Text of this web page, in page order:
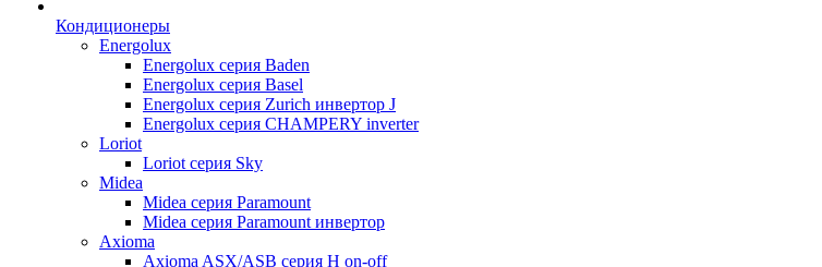
Кондиционеры
Energolux
Energolux серия Baden
Energolux серия Basel
Energolux серия Zurich инвертор J
Energolux серия CHAMPERY inverter
Loriot
Loriot серия Sky
Midea
Midea серия Paramount
Midea серия Paramount инвертор
Axioma
Axioma ASX/ASB серия Н on-off